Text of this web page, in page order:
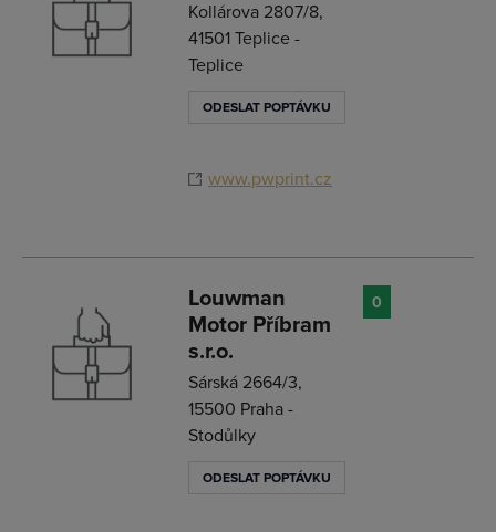
Kollárova 2807/8,
41501 Teplice -
Teplice
ODESLAT POPTÁVKU
www.pwprint.cz
Louwman
Motor Příbram
s.r.o.
Sárská 2664/3,
15500 Praha -
Stodůlky
ODESLAT POPTÁVKU
0